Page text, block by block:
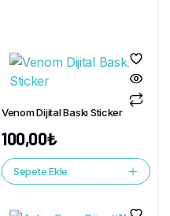
Venom Dijital Baskı Sticker
100,00₺
Sepete Ekle